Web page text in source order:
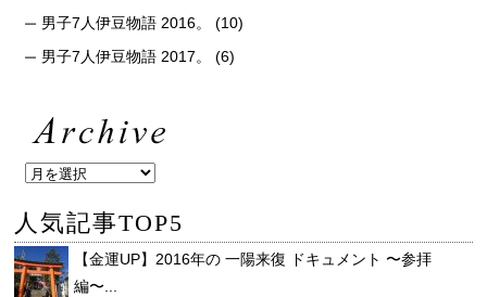
男子7人伊豆物語 2016。
(10)
男子7人伊豆物語 2017。
(6)
人気記事TOP5
【金運UP】2016年の 一陽来復 ドキュメント 〜参拝
編〜...